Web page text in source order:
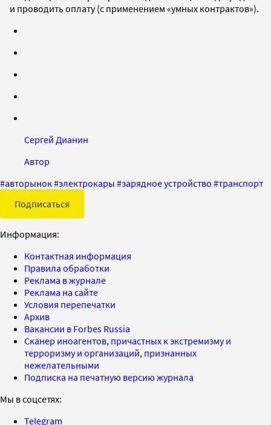
и проводить оплату (с применением «умных контрактов»).
Сергей Дианин
Автор
#авторынок#электрокары #зарядное устройство #транспорт
Подписаться
Информация:
Контактная информация
Правила обработки
Реклама в журнале
Реклама на сайте
Условия перепечатки
Архив
Вакансии в Forbes Russia
Сканер иноагентов, причастных к экстремизму и
терроризму и организаций, признанных
нежелательными
Подписка на печатную версию журнала
Мы в соцсетях:
Telegram